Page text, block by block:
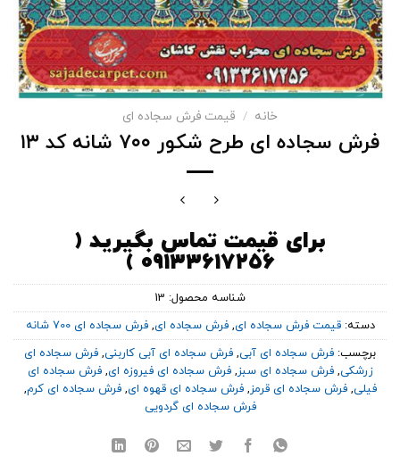
خانه / قیمت فرش سجاده ای
فرش سجاده ای طرح شکور ۷۰۰ شانه کد ۱۳
برای قیمت تماس بگیرید (
۰۹۱۳۳۶۱۷۲۵۶ )
شناسه محصول: 13
دسته:قیمت فرش سجاده ای,فرش سجاده ای,فرش سجاده ای 700 شانه
برچسب: فرش سجاده ای آبی, فرش سجاده ای آبی کاربنی, فرش سجاده ای
زرشکی,فرش سجاده ای سبز,فرش سجاده ای فیروزه ای,فرش سجاده ای
فیلی,فرش سجاده ای قرمز,فرش سجاده ای قهوه ای,فرش سجاده ای کرم,
فرش سجاده ای گردویی